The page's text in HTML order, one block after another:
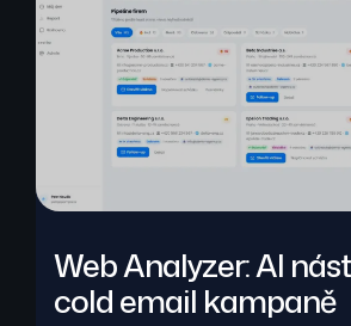
Web Analyzer: AI
cold email kampaně